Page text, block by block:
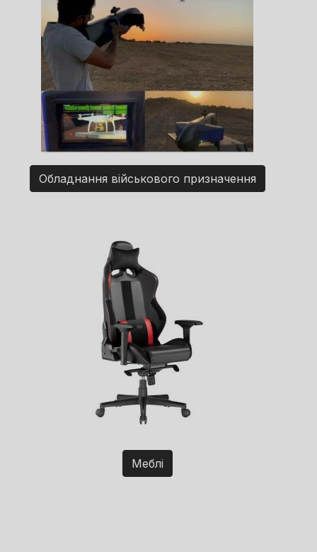
Обладнання військового призначення
Меблі